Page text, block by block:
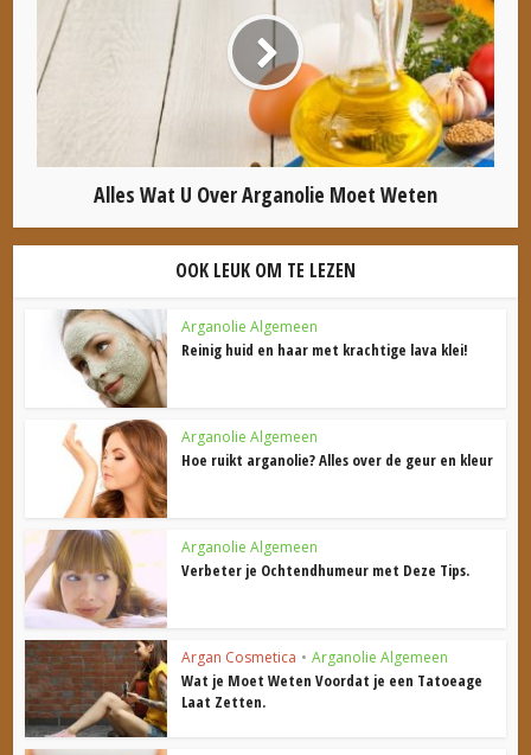
Alles Wat U Over Arganolie Moet Weten
OOK LEUK OM TE LEZEN
Arganolie Algemeen
Reinig huid en haar met krachtige lava klei!
Arganolie Algemeen
Hoe ruikt arganolie? Alles over de geur en kleur
Arganolie Algemeen
Verbeter je Ochtendhumeur met Deze Tips.
Argan Cosmetica • Arganolie Algemeen
Wat je Moet Weten Voordat je een Tatoeage
Laat Zetten.